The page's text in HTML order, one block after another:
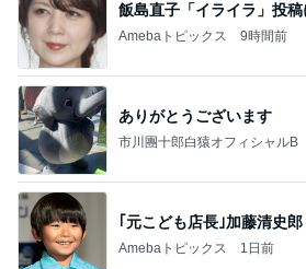
飯島直子「イライラ」投
Amebaトピックス 9時間前
ありがとうございます
市川團十郎白猿オフィシャルB
｢元こども店長｣加藤清史
Amebaトピックス 1日前